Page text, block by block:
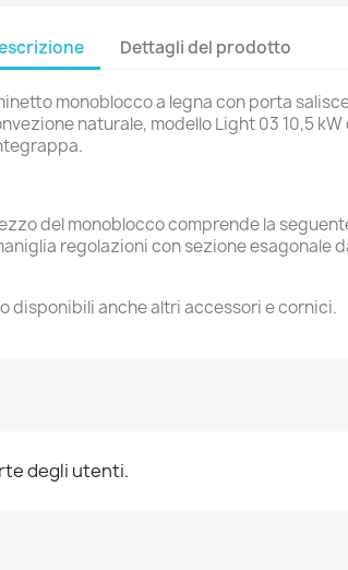
Dettagli del prodotto
monoblocco a legna con porta
naturale, modello Light 03 10,5
del monoblocco comprende la
regolazioni con sezione esagonale
disponibili anche altri accessori e cornici.
degli utenti.